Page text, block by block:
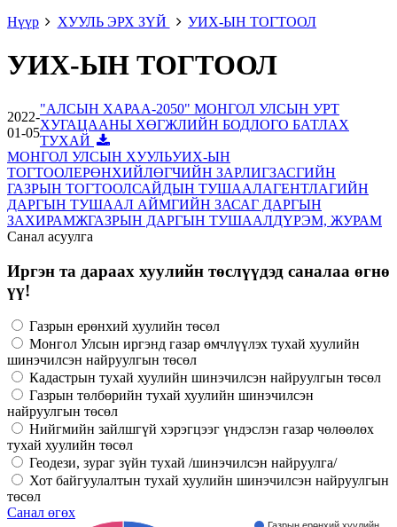
Нүүр
ХУУЛЬ ЭРХ ЗҮЙ УИХ-ЫН ТОГТООЛ
УИХ-ЫН ТОГТООЛ
2022-
01-05
"АЛСЫН ХАРАА-2050" МОНГОЛ УЛСЫН УРТ
ХУГАЦААНЫ ХӨГЖЛИЙН БОДЛОГО БАТЛАХ
ТУХАЙ
МОНГОЛ УЛСЫН ХУУЛЬУИХ-ЫН
ТОГТООЛЕРӨНХИЙЛӨГЧИЙН ЗАРЛИГЗАСГИЙН
ГАЗРЫН ТОГТООЛСАЙДЫН ТУШААЛАГЕНТЛАГИЙН
ДАРГЫН ТУШААЛ АЙМГИЙН ЗАСАГ ДАРГЫН
ЗАХИРАМЖГАЗРЫН ДАРГЫН ТУШААЛДҮРЭМ, ЖУРАМ
Санал асуулга
Иргэн та дараах хуулийн төслүүдэд саналаа өгнө
үү!
Газрын ерөнхий хуулийн төсөл
Монгол Улсын иргэнд газар өмчлүүлэх тухай хуулийн
шинэчилсэн найруулгын төсөл
Кадастрын тухай хуулийн шинэчилсэн найруулгын төсөл
Газрын төлбөрийн тухай хуулийн шинэчилсэн
найруулгын төсөл
Нийгмийн зайлшгүй хэрэгцээг үндэслэн газар чөлөөлөх
тухай хуулийн төсөл
Геодези, зураг зүйн тухай /шинэчилсэн найруулга/
Хот байгуулалтын тухай хуулийн шинэчилсэн найруулгын
төсөл
Санал өгөх